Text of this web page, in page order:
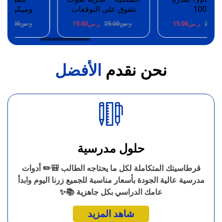
100W
ر.س15.00
تتفوق على التوقعات
ر.س25.00 ر.س15.00 ر.س25.00
نحن نقدم الأفضل
حلول مدرسية
قرطاسيتك المتكاملة لكل ما يحتاجه الطالب 🎒✏️ أدوات
مدرسية عالية الجودة بأسعار مناسبة للجميع زرنا اليوم وابدأ
عامك الدراسي بكل جاهزية 📚✨
شاهد المزيد